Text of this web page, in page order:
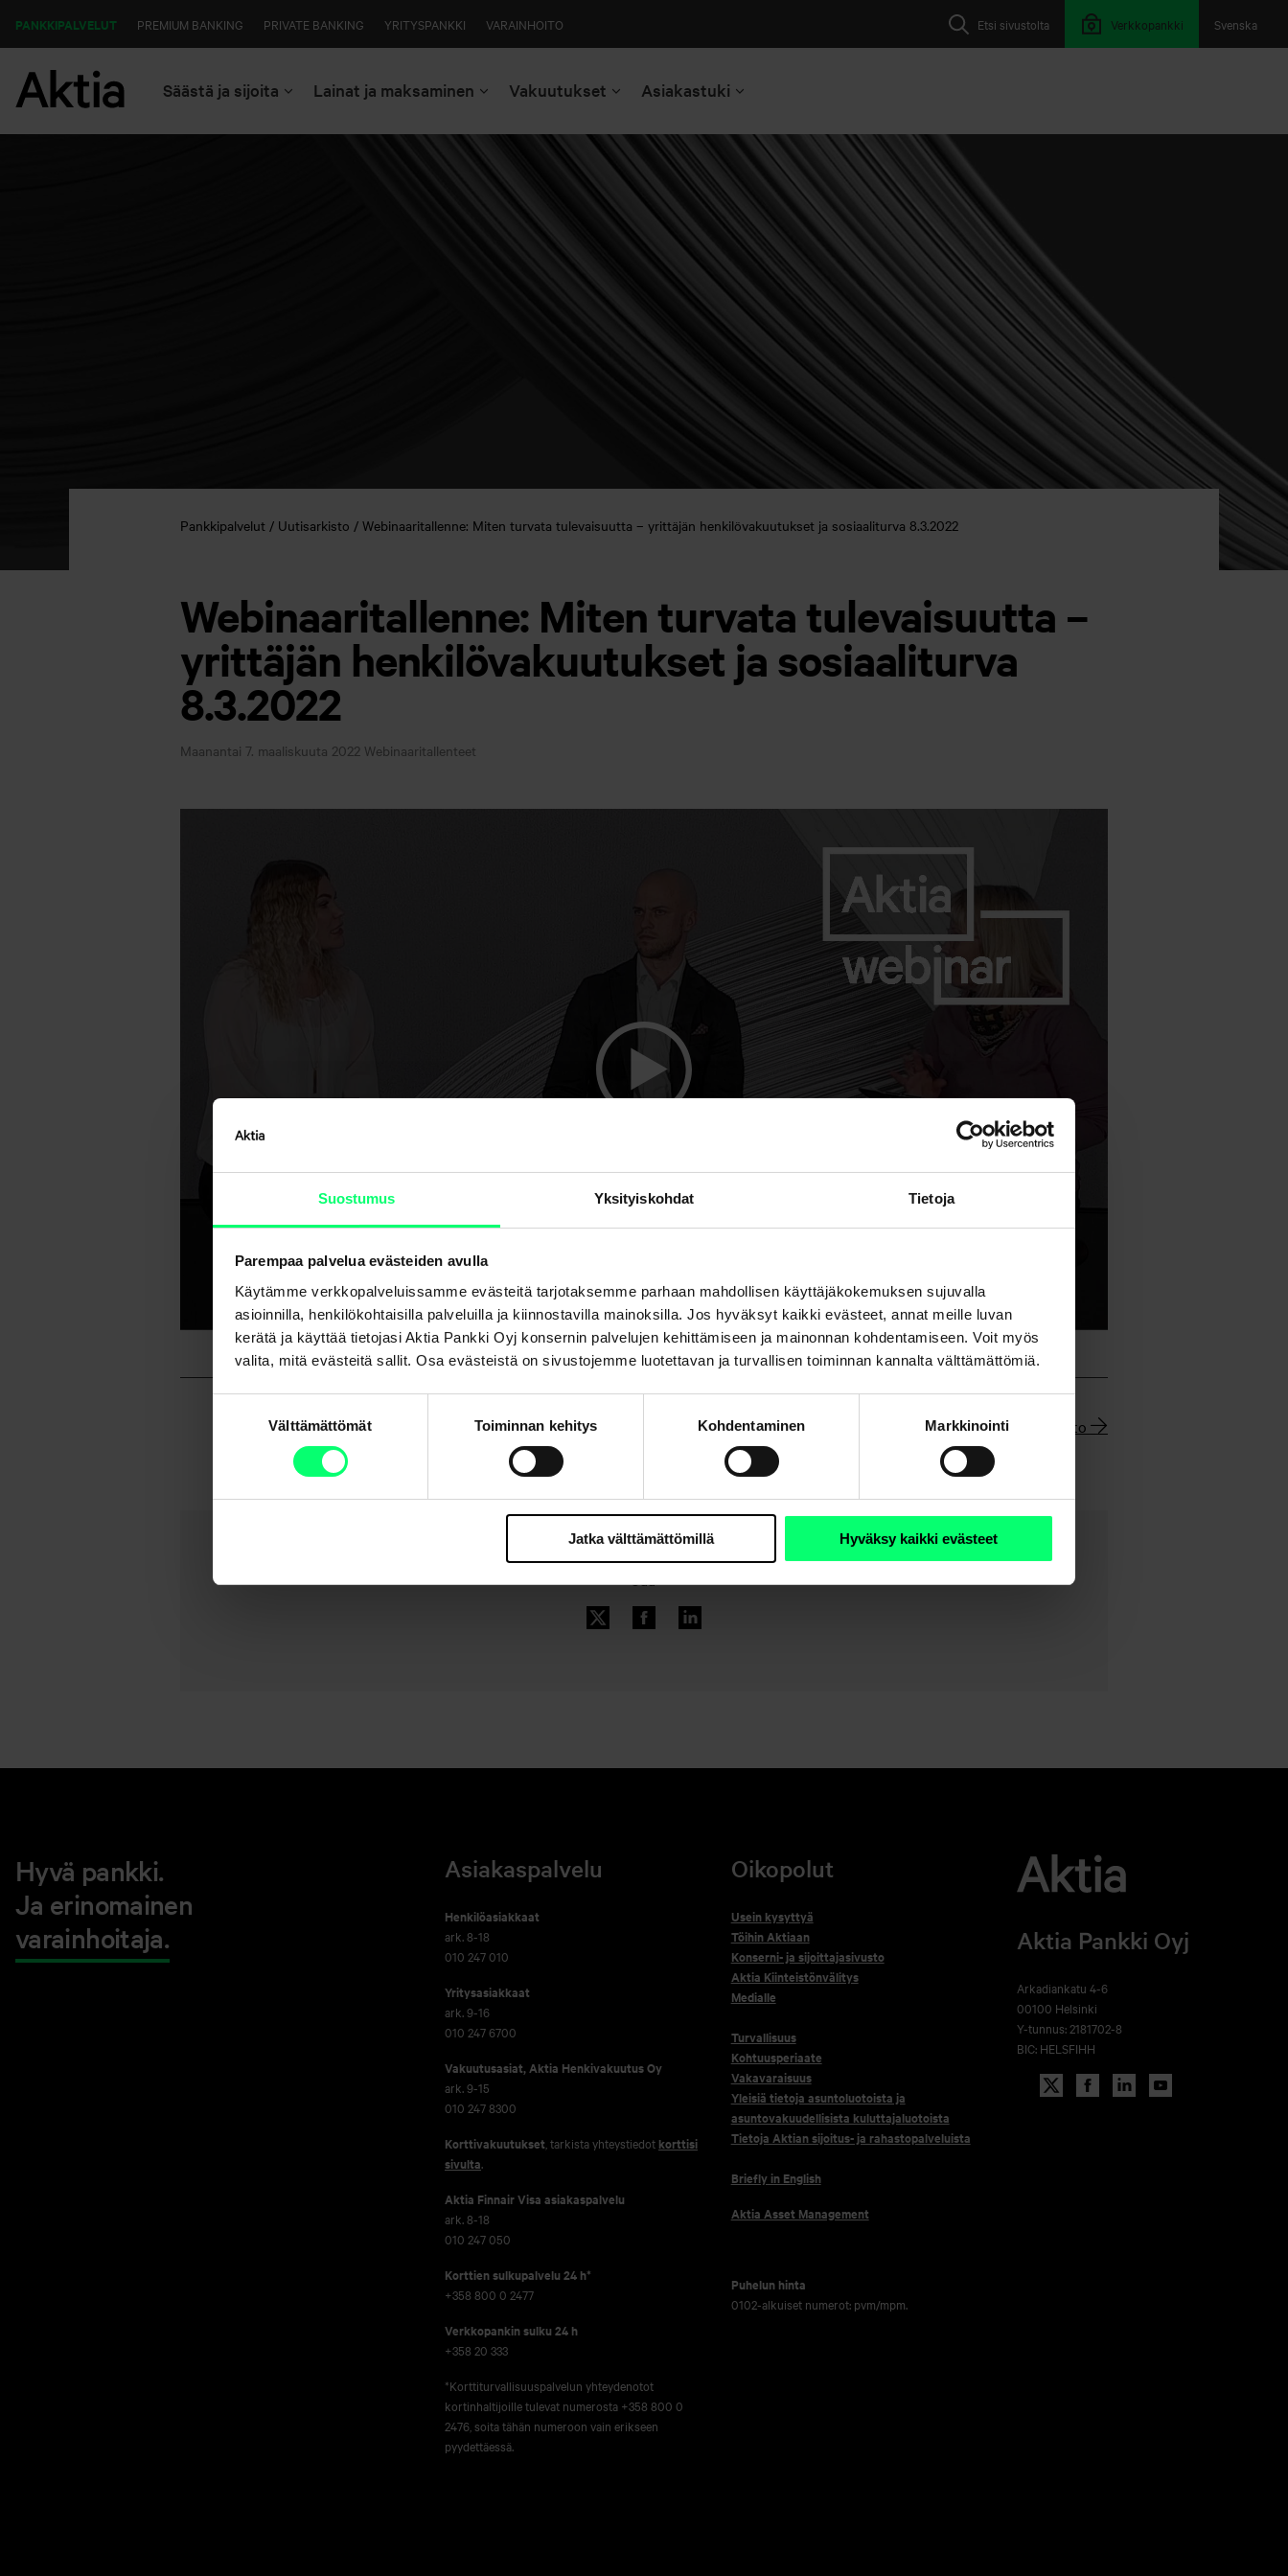
Suostumus Yksityiskohdat Tietoja
Parempaa palvelua evästeiden avulla
Käytämme verkkopalveluissamme evästeitä tarjotaksemme parhaan mahdollisen käyttäjäkokemuksen sujuvalla
asioinnilla, henkilökohtaisilla palveluilla ja kiinnostavilla mainoksilla. Jos hyväksyt kaikki evästeet, annat meille luvan
kerätä ja käyttää tietojasi Aktia Pankki Oyj konsernin palvelujen kehittämiseen ja mainonnan kohdentamiseen. Voit myös
valita, mitä evästeitä sallit. Osa evästeistä on sivustojemme luotettavan ja turvallisen toiminnan kannalta välttämättömiä.
Välttämättömät Toiminnan kehitys Kohdentaminen Markkinointi
Jatka välttämättömillä Hyväksy kaikki evästeet
Svenska
Etsi sivustolta Verkkopankki
PANKKIPALVELUT PREMIUM BANKING PRIVATE BANKING YRITYSPANKKI VARAINHOITO
Säästä ja sijoita Lainat ja maksaminen Vakuutukset Asiakastuki
Pankkipalvelut Uutisarkisto Webinaaritallenne: Miten turvata tulevaisuutta – yrittäjän henkilövakuutukset ja sosiaaliturva 8.3.2022
Webinaaritallenne: Miten turvata tulevaisuutta –
yrittäjän henkilövakuutukset ja sosiaaliturva
8.3.2022
Maanantai 7. maaliskuuta 2022 Webinaaritallenteet
Uutisarkisto
Jaa
Hyvä pankki.
Ja erinomainen
varainhoitaja.
Asiakaspalvelu
Henkilöasiakkaat
ark. 8-18
010 247 010
Yritysasiakkaat
ark. 9-16
010 247 6700
Vakuutusasiat, Aktia Henkivakuutus Oy
ark. 9-15
010 247 8300
Korttivakuutukset , tarkista yhteystiedot korttisi
sivulta.
Aktia Finnair Visa asiakaspalvelu
ark. 8-18
010 247 050
Korttien sulkupalvelu 24 h*
+358 800 0 2477
Verkko­pankin sulku 24 h
+358 20 333
*Korttiturvallisuuspalvelun yhteydenotot
kortinhaltijoille tulevat numerosta +358 800 0
2476, soita tähän numeroon vain erikseen
pyydettäessä.
Oikopolut
Usein kysyttyä
Töihin Aktiaan
Konserni- ja sijoittajasivusto
Aktia Kiinteistönvälitys
Medialle
Turvallisuus
Kohtuusperiaate
Vakavaraisuus
Yleisiä tietoja asuntoluotoista ja
asuntovakuudellisista kuluttajaluotoista
Tietoja Aktian sijoitus- ja rahastopalveluista
Briefly in English
Aktia Asset Management
Puhelun hinta
0102-alkuiset numerot: pvm/mpm.
Aktia Pankki Oyj
Arkadiankatu 4-6
00100 Helsinki
Y-tunnus: 2181702-8
BIC: HELSFIHH